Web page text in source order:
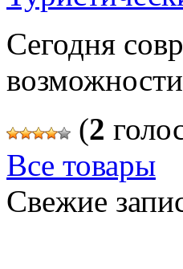
Сегодня
(2
Все товары
Свежие